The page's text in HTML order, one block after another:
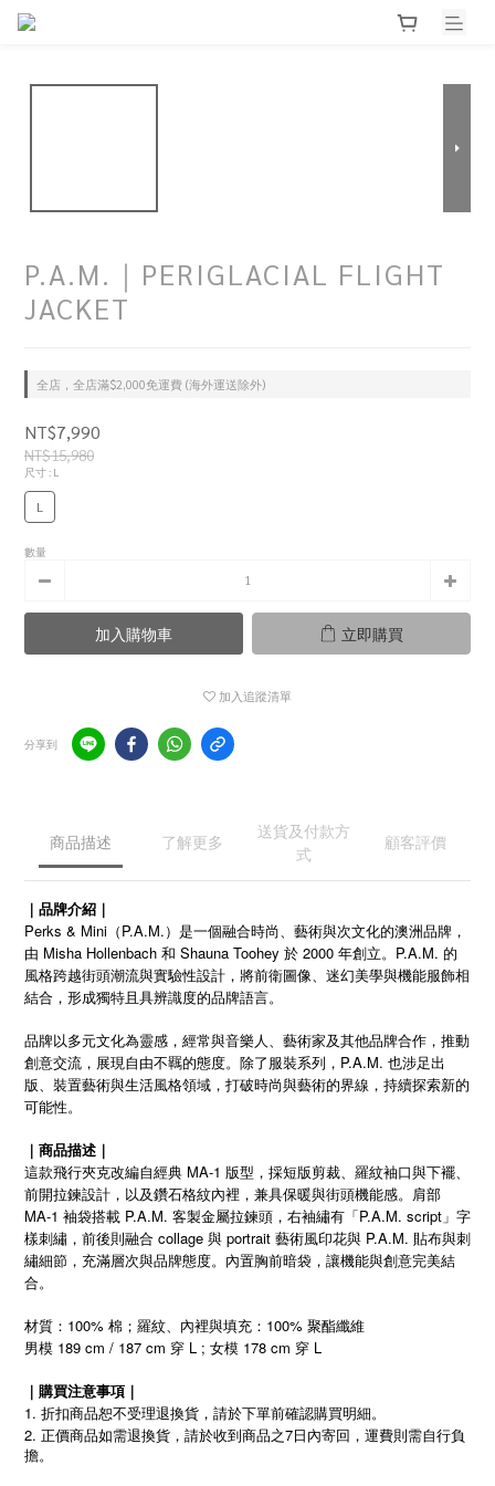
P.A.M.｜PERIGLACIAL FLIGHT
JACKET
全店，全店滿$2,000免運費 (海外運送除外)
NT$7,990
NT$15,980
尺寸: L
L
數量
加入購物車 立即購買
加入追蹤清單
分享到
商品描述 了解更多
送貨及付款方
式
顧客評價
｜品牌介紹｜
Perks & Mini（P.A.M.）是一個融合時尚、藝術與次文化的澳洲品牌，
由 Misha Hollenbach 和 Shauna Toohey 於 2000 年創立。P.A.M. 的
風格跨越街頭潮流與實驗性設計，將前衛圖像、迷幻美學與機能服飾相
結合，形成獨特且具辨識度的品牌語言。
品牌以多元文化為靈感，經常與音樂人、藝術家及其他品牌合作，推動
創意交流，展現自由不羈的態度。除了服裝系列，P.A.M. 也涉足出
版、裝置藝術與生活風格領域，打破時尚與藝術的界線，持續探索新的
可能性。
｜商品描述｜
這款飛行夾克改編自經典 MA-1 版型，採短版剪裁、羅紋袖口與下襬、
前開拉鍊設計，以及鑽石格紋內裡，兼具保暖與街頭機能感。肩部
MA-1 袖袋搭載 P.A.M. 客製金屬拉鍊頭，右袖繡有「P.A.M. script」字
樣刺繡，前後則融合 collage 與 portrait 藝術風印花與 P.A.M. 貼布與刺
繡細節，充滿層次與品牌態度。內置胸前暗袋，讓機能與創意完美結
合。
材質：100% 棉；羅紋、內裡與填充：100% 聚酯纖維
男模 189 cm / 187 cm 穿 L ; 女模 178 cm 穿 L
｜購買注意事項｜
1. 折扣商品恕不受理退換貨，請於下單前確認購買明細。
2. 正價商品如需退換貨，請於收到商品之7日內寄回，運費則需自行負
擔。